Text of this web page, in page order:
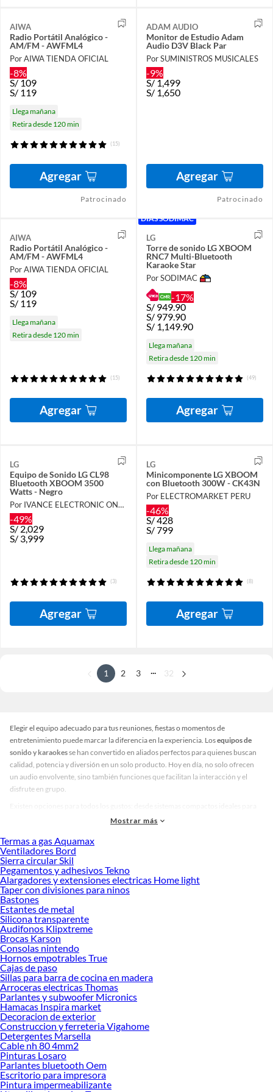
AIWA
Radio Portátil Analógico -
AM/FM - AWFML4
Por AIWA TIENDA OFICIAL
-8%
S/109
S/ 119
Llega mañana
Retira desde 120 min
(15)
Agregar
Patrocinado
ADAM AUDIO
Monitor de Estudio Adam
Audio D3V Black Par
Por SUMINISTROS MUSICALES
-9%
S/1,499
S/ 1,650
Agregar
Patrocinado
AIWA
Radio Portátil Analógico -
AM/FM - AWFML4
Por AIWA TIENDA OFICIAL
-8%
S/109
S/ 119
Llega mañana
Retira desde 120 min
(15)
Agregar
DÍAS SODIMAC
LG
Torre de sonido LG XBOOM
RNC7 Multi-Bluetooth
Karaoke Star
Por SODIMAC
-17%
S/ 949.90
S/ 979.90
S/ 1,149.90
Llega mañana
Retira desde 120 min
(49)
Agregar
LG
Equipo de Sonido LG CL98
Bluetooth XBOOM 3500
Watts - Negro
Por IVANCE ELECTRONIC ONLINE
-49%
S/2,029
S/ 3,999
(3)
Agregar
LG
Minicomponente LG XBOOM
con Bluetooth 300W - CK43N
Por ELECTROMARKET PERU
-46%
S/428
S/799
Llega mañana
Retira desde 120 min
(8)
Agregar
1 2 3 ... 32
Elegir el equipo adecuado para tus reuniones, fiestas o momentos de
entretenimiento puede marcar la diferencia en la experiencia. Losequipos de
sonido y karaokesse han convertido en aliados perfectos para quienes buscan
calidad, potencia y diversión en un solo producto. Hoy en día, no solo ofrecen
un audio envolvente, sino también funciones que facilitan la interacción y el
disfrute en grupo.
espacios pequeños hasta equipos profesionales que garantizan un sonido nítido
elegantes, variedad de colores y acabados que se adaptan a cualquier estilo. Si
buscas versatilidad, encontrarás modelos con conectividad inalámbrica,
pantallas integradas y controles intuitivos que hacen más fácil la experiencia.
Al momento de comparar, es importante considerar la potencia, la facilidad de
uso y las funciones adicionales que cada equipo ofrece. Un buen sistema no solo
debe reproducir música con calidad, sino también permitir que todos participen
y disfruten. Descubre cuál se adapta mejor a ti y aprovecha la oportunidad de
convertir cualquier reunión en un momento inolvidable. Conoce más sobre sus
beneficios y explora nuestras colecciones disponibles para encontrar el modelo
que se ajuste a tus necesidades.
Complementa tu compra con estos productos:
Equipos de sonido
Grabadoras
Karaoke
Radios
Audio
Accesorios audio
Audífonos
Audio profesional - DJ
Hi-Fi
Parlantes Bluetooth
Mostrar más
Termas a gas Aquamax
Ventiladores Bord
Sierra circular Skil
Pegamentos y adhesivos Tekno
Alargadores y extensiones electricas Home light
Taper con divisiones para ninos
Bastones
Estantes de metal
Silicona transparente
Audifonos Klipxtreme
Brocas Karson
Consolas nintendo
Hornos empotrables True
Cajas de paso
Sillas para barra de cocina en madera
Arroceras electricas Thomas
Parlantes y subwoofer Micronics
Hamacas Inspira market
Decoracion de exterior
Construccion y ferreteria Vigahome
Detergentes Marsella
Cable nh 80 4mm2
Pinturas Losaro
Parlantes bluetooth Oem
Escritorio para impresora
Pintura impermeabilizante